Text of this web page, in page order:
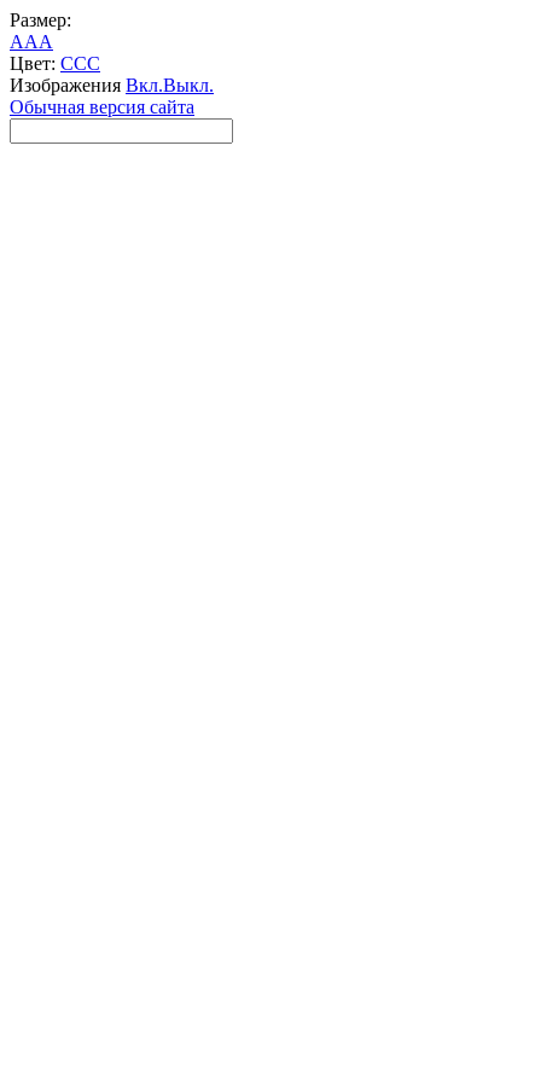
Размер:
AAA
Цвет: CCC
Изображения Вкл.Выкл.
Обычная версия сайта